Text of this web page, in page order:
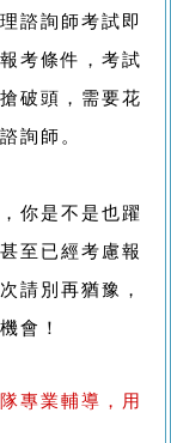
諮詢師考試即
考條件，考試
破頭，需要花
詢師。
你是不是也躍
至已經考慮報
請別再猶豫，
會！
專業輔導，用